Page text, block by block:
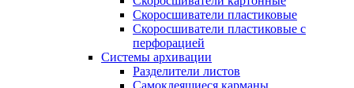
Скоросшиватели пластиковые
Скоросшиватели пластиковые с
перфорацией
Системы архивации
Разделители листов